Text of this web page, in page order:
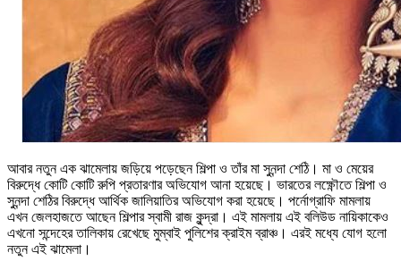
আবার নতুন এক ঝামেলায় জড়িয়ে পড়েছেন শিল্পা ও তাঁর মা সুনন্দা শেঠি। মা ও মেয়ের
বিরুদ্ধে কোটি কোটি রুপি প্রতারণার অভিযোগ আনা হয়েছে। ভারতের লক্ষ্ণৌতে শিল্পা ও
সুনন্দা শেঠির বিরুদ্ধে আর্থিক জালিয়াতির অভিযোগ করা হয়েছে। পর্নোগ্রাফি মামলায়
এখন জেলহাজতে আছেন শিল্পার স্বামী রাজ কুন্দ্রা। এই মামলায় এই বলিউড নায়িকাকেও
এখনো সন্দেহের তালিকায় রেখেছে মুম্বাই পুলিশের ক্রাইম ব্রাঞ্চ। এরই মধ্যে যোগ হলো
নতুন এই ঝামেলা।